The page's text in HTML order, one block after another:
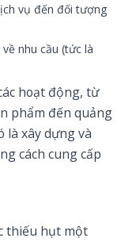
vụ đến đối tượng
nhu cầu (tức là
hoạt động, từ
phẩm đến quảng
là xây dựng và
cách cung cấp
thiếu hụt một